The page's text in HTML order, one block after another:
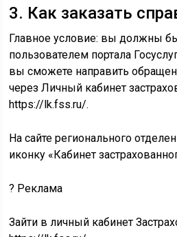
3. Как заказать
Главное условие: вы должны
пользователем портала
вы сможете направить
через Личный кабинет
https://lk.fss.ru/.
На сайте регионального
иконку «Кабинет
? Реклама
Зайти в личный кабинет